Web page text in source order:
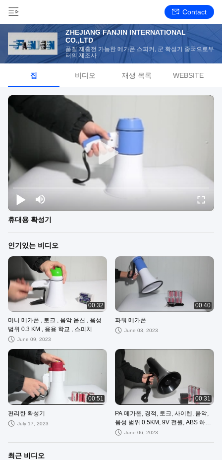
Contact
ZHEJIANG FANJIN INTERNATIONAL
CO.,LTD
품질 재충전 가능한 메가폰 스피커, 군 확성기 중국으로부
터의 제조사
집 비디오 재생 목록 WEBSITE
휴대용 확성기
인기있는 비디오
00:32
미니 메가폰 , 토크 , 음악 옵션 , 음성
범위 0.3 KM , 응용 학교 , 스피치
June 09, 2023
00:40
파워 메가폰
June 03, 2023
00:51
편리한 확성기
July 17, 2023
00:31
PA 메가폰, 경적, 토크, 사이렌, 음악,
음성 범위 0.5KM, 9V 전원, ABS 하우
징
June 06, 2023
최근 비디오